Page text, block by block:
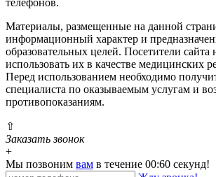
телефонов.
Материалы, размещенные на данной
информационный характер и
образовательных целей. Посетители
использовать их в качестве медицинских
Перед использованием необходимо
специалиста по оказываемым услугам и
противопоказаниям.
⇧
Заказать звонок
+
Мы позвоним вам в течение 00:60 секунд!